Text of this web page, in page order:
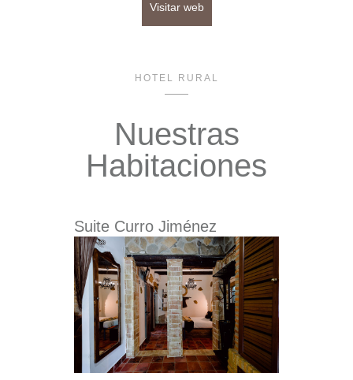
Visitar web
HOTEL RURAL
Nuestras
Habitaciones
Suite Curro Jiménez